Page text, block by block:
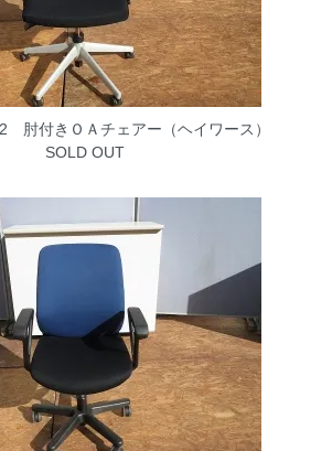
肘付きＯＡチェアー（ヘイワース）
SOLD OUT